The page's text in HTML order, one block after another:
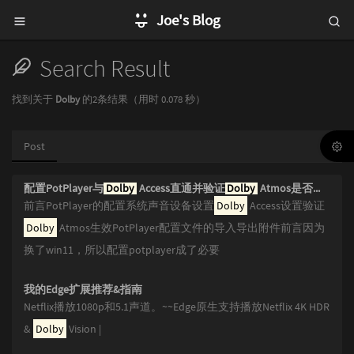
Joe's Blog
Search Result
找到关于 Dolby 的2条结果（用时 0.078 秒）
Post
配置PotPlayer与 Dolby Access直通并验证Dolby Atmos是否生效以及Potplayer配置文件的备份与导入
前言PotPlayer的配置系统声音设备设置 Dolby Access设置验证
Dolby Atmos生效PotPlayer配置文件的导入导出附件前言因为
换了win11，所以配置potplayer成了必要
我的Edge扩展推荐&指南
Netflix播放1080p和5.1声道。~~Edge原生支持播放Netflix 4K HDR
& Dolby Vision |